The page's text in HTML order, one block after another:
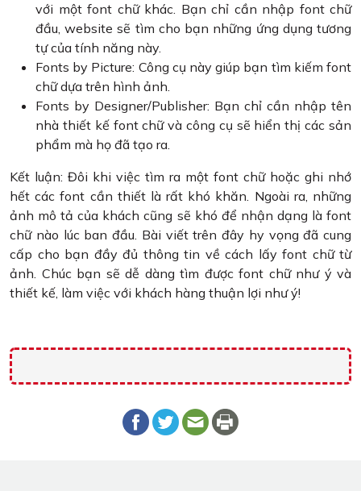
với một font chữ khác. Bạn chỉ cần nhập font chữ
đầu, website sẽ tìm cho bạn những ứng dụng tương
tự của tính năng này.
Fonts by Picture: Công cụ này giúp bạn tìm kiếm font
chữ dựa trên hình ảnh.
Fonts by Designer/Publisher: Bạn chỉ cần nhập tên
nhà thiết kế font chữ và công cụ sẽ hiển thị các sản
phẩm mà họ đã tạo ra.
Kết luận: Đôi khi việc tìm ra một font chữ hoặc ghi nhớ
hết các font cần thiết là rất khó khăn. Ngoài ra, những
ảnh mô tả của khách cũng sẽ khó để nhận dạng là font
chữ nào lúc ban đầu. Bài viết trên đây hy vọng đã cung
cấp cho bạn đầy đủ thông tin về cách lấy font chữ từ
ảnh. Chúc bạn sẽ dễ dàng tìm được font chữ như ý và
thiết kế, làm việc với khách hàng thuận lợi như ý!